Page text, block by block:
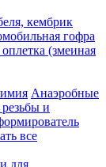
кембрик
гофра
(змеиная
Анаэробные
и
все
для